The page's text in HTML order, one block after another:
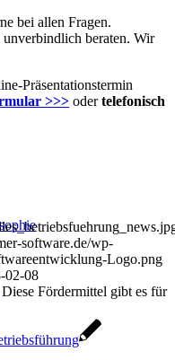
bei allen Fragen.
beraten. Wir
Präsentationstermin
>>> odertelefonisch
software.de/wp-
Logo.png
02-08
Fördermittel gibt es für